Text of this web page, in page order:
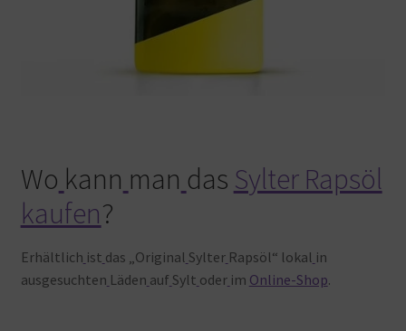
Wo kann man das Sylter Rapsöl
kaufen?
Erhältlich ist das „Original Sylter Rapsöl“ lokal in
ausgesuchten Läden auf Sylt oder im Online-Shop.